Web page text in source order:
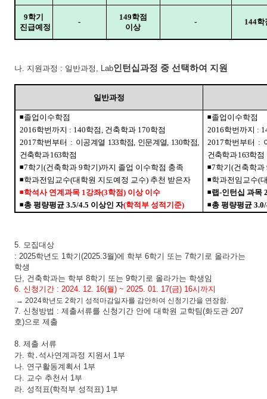
9학기
진급예정
-
149학점
이상
- 144학
나. 지원과정 : 일반과정 , Lab인턴십과정 중 선택하여 지원
일반과정
◾졸업이수학점
2016학번까지 : 140학점 건축학과 170학점
2017학번부터 : 이공계열 133학점 인문계열 , 130학점
건축학과163학점
◾7학기(건축학과 9학기)까지 졸업 이수학점 충족
◾학과전임교수(대학원 지도예정 교수) 추천 받은자
◾학석사 연계과목 1 강좌(3학점) 이상 이수
◾총 평량평균 3.5/4.5 이상인 자(학적부 성적기준)
◾졸업이수학점
2016학번까지 :
2017학번부터 :
건축학과163학점
◾7학기(건축학과
◾학과전임교수(
◾랩-인턴십 과목
◾총 평량평균
5.
모집대상
: 2025학년도 1 학기(2025.3월)에 학부 6학기 또는 7학기로 올라가는
학생
단, 건축학과는 학부 8학기 또는 9학기로 올라가는 학생임
6. 신청기간 : 2024. 12. 16(월) ~ 2025. 01. 17(금) 16시까지
→ 2024학년도 2학기 성적마감일자를 감안하여 신청기간을 연장함.
7. 신청방법 : 제출서류를 신청기간 안에 대학원 교학팀(화도관 207
호)으로 제출
8. 제출 서류
가. 학․ 석사연계과정 지원서 1 부
나. 연구활동계획서 1 부
다. 교수 추천서 1 부
라. 성적표(학적부 성적표) 1 부